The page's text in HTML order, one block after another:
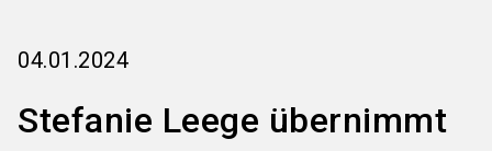
04.01.2024
Stefanie Leege übernimmt